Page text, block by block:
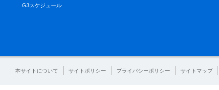
G3スケジュール
本サイトについて サイトポリシー プライバシーポリシー サイトマップ